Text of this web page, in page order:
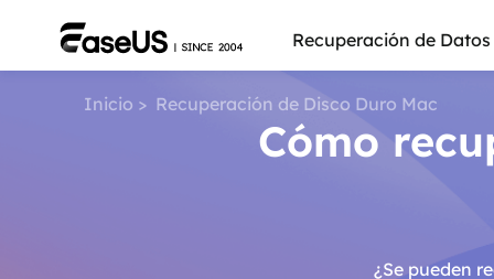
Recuperación de Datos
Inicio > Recuperación de Disco Duro Mac
Cómo
¿Se pueden